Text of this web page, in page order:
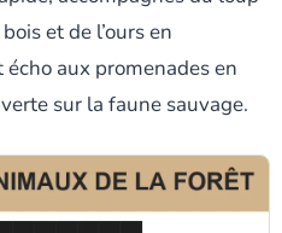
et de l’ours en
aux promenades en
sur la faune sauvage.